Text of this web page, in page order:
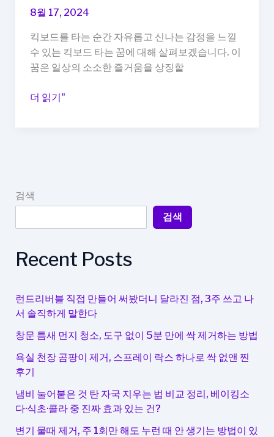
8월 17, 2024
킥보드를 타는 순간 자유롭고 신나는 감정을 느낄
수 있는 킥보드 타는 꿈에 대해 살펴보겠습니다. 이
꿈은 일상의 소소한 즐거움을 상징할
느
운,
타
꿈
더 읽기"
검색
검색
Recent Posts
런드리버블 직접 만들어 써봤더니 달라진 점, 3주 쓰고 나
서 솔직하게 말한다
창문 틈새 먼지 청소, 도구 없이 5분 만에 싹 제거하는 방법
욕실 천장 곰팡이 제거, 스프레이 락스 하나로 싹 없앤 찐
후기
냄비 눌어붙은 것 탄 자국 지우는 법 비교 정리, 베이킹소
다·식초·콜라 중 진짜 효과 있는 건?
변기 물때 제거, 주 1회만 해도 누런 때 안 생기는 방법이 있